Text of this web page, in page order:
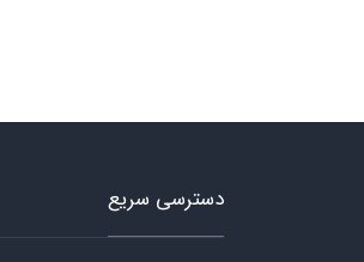
دسترسی سریع